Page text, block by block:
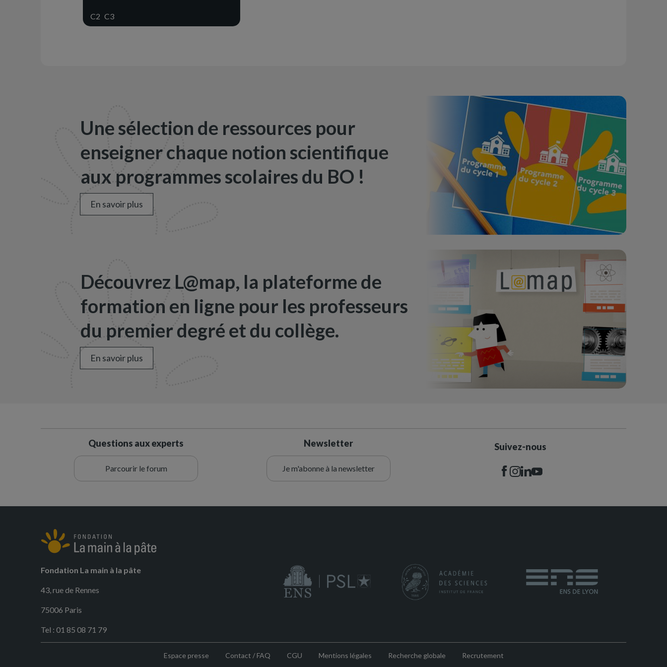
C2 C3
Une sélection de ressources pour
enseigner chaque notion scientifique
aux programmes scolaires du BO !
En savoir plus
Découvrez L@map, la plateforme de
formation en ligne pour les professeurs
du premier degré et du collège.
En savoir plus
Questions aux experts
Parcourir le forum
Newsletter
Je m'abonne à la newsletter
Suivez-nous
Fondation La main à la pâte
43, rue de Rennes
75006 Paris
Tel : 01 85 08 71 79
Espace presse Contact / FAQ CGU Mentions légales Recherche globale Recrutement